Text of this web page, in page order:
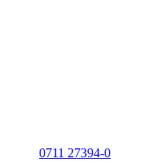
0711 27394-0